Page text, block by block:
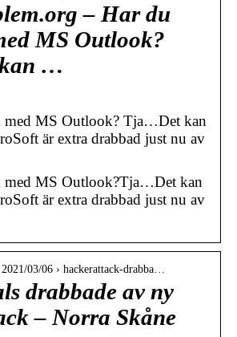
– Har du
MS Outlook?
…
med MS Outlook? Tja…Det kan
är extra drabbad just nu av
med MS Outlook?Tja…Det kan
är extra drabbad just nu av
03/06 › hackerattack-drabba…
drabbade av ny
– Norra Skåne